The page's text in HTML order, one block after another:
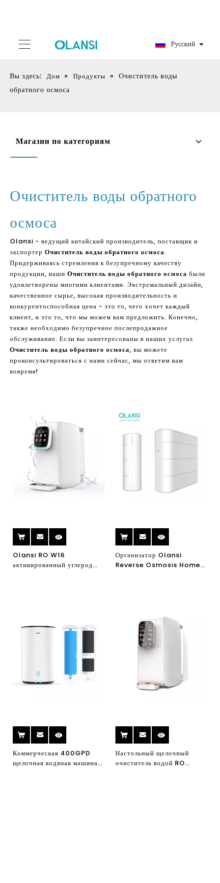
Pусский
Вы здесь: Дом » Продукты » Очиститель воды
обратного осмоса
Магазин по категориям
Очиститель воды обратного
осмоса
Olansi - ведущий китайский производитель, поставщик и
экспортер Очиститель воды обратного осмоса.
Придерживаясь стремления к безупречному качеству
продукции, наши Очиститель воды обратного осмоса были
удовлетворены многими клиентами. Экстремальный дизайн,
качественное сырье, высокая производительность и
конкурентоспособная цена - это то, чего хочет каждый
клиент, и это то, что мы можем вам предложить. Конечно,
также необходимо безупречное послепродажное
обслуживание. Если вы заинтересованы в наших услугах
Очиститель воды обратного осмоса, вы можете
проконсультироваться с нами сейчас, мы ответим вам
вовремя!
Olansi RO W16
активированный углерод
Организатор Olansi
Reverse Osmosis Home
Коммерческая 400GPD
щелочная водяная машина
Настольный щелочный
очиститель водой RO